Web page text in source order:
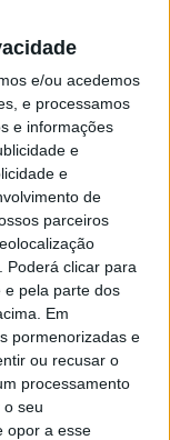
e/ou acedemos
e processamos
e informações
e
e
de
parceiros
Poderá clicar para
e pela parte dos
Em
pormenorizadas e
ou recusar o
processamento
o seu
opor a esse
Safari
terceira
do
O seu
ocupa
Dhabi
à
com
Depois
durante o